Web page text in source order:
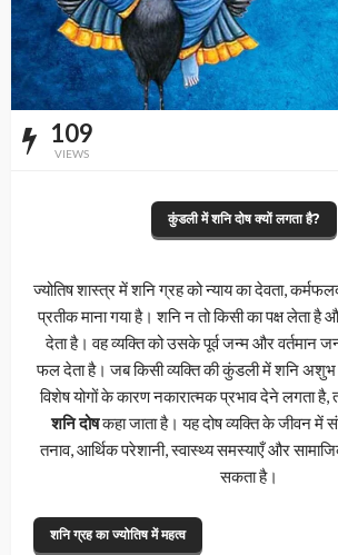
109
VIEWS
कुंडली में शनि दोष क्यों लगता है?
ज्योतिष शास्त्र में शनि ग्रह को न्याय का देवता,
प्रतीक माना गया है। शनि न तो किसी का पक्ष लेता है
देता है। वह व्यक्ति को उसके पूर्व जन्म और वर्तमान
फल देता है। जब किसी व्यक्ति की कुंडली में शनि अशुभ
विशेष योगों के कारण नकारात्मक प्रभाव देने लगता है,
शनि दोषकहा जाता है। यह दोष व्यक्ति के जीवन में
तनाव, आर्थिक परेशानी, स्वास्थ्य समस्याएँ और
सकता है।
शनि ग्रह का ज्योतिष में महत्व